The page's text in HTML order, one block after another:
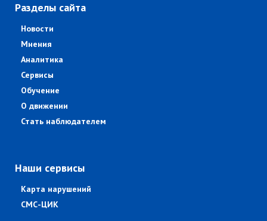
Разделы сайта
Новости
Мнения
Аналитика
Сервисы
Обучение
О движении
Стать наблюдателем
Наши сервисы
Карта нарушений
СМС-ЦИК